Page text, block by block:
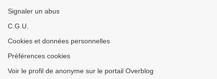
Signaler un abus
C.G.U.
Cookies et données personnelles
Préférences cookies
Voir le profil de anonyme sur le portail Overblog